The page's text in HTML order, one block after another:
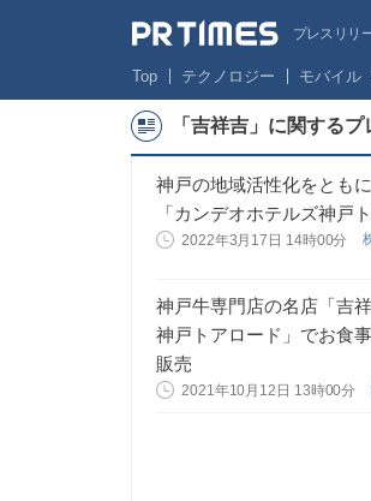
プレスリリ
Top テクノロジー モバイル
「吉祥吉」に関する
神戸の地域活性化をとも
「カンデオホテルズ神戸
2022年3月17日 14時00分
神戸牛専門店の名店「吉
神戸トアロード」でお食
販売
2021年10月12日 13時00分